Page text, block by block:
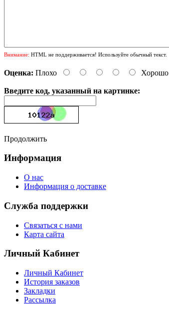
Внимание: HTML не поддерживается! Используйте обычный текст.
Оценка: Плохо Хорошо
Введите код, указанный на картинке:
Продолжить
Информация
О нас
Информация о доставке
Служба поддержки
Связаться с нами
Карта сайта
Личный Кабинет
Личный Кабинет
История заказов
Закладки
Рассылка